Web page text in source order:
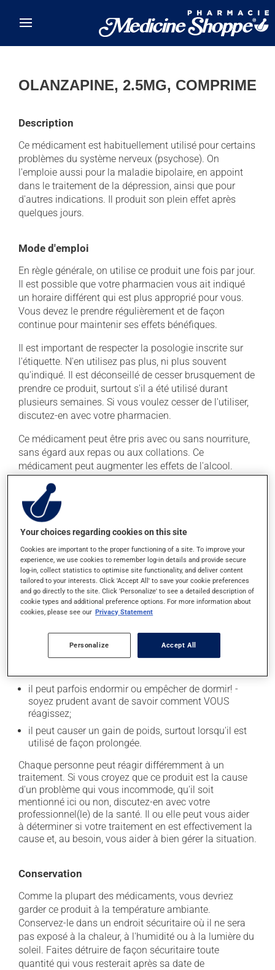
OLANZAPINE, 2.5MG, COMPRIME
Description
Ce médicament est habituellement utilisé pour certains
problèmes du système nerveux (psychose). On
l'emploie aussi pour la maladie bipolaire, en appoint
dans le traitement de la dépression, ainsi que pour
d'autres indications. Il produit son plein effet après
quelques jours.
Mode d'emploi
En règle générale, on utilise ce produit une fois par jour.
Il est possible que votre pharmacien vous ait indiqué
un horaire différent qui est plus approprié pour vous.
Vous devez le prendre régulièrement et de façon
continue pour maintenir ses effets bénéfiques.
Il est important de respecter la posologie inscrite sur
l'étiquette. N'en utilisez pas plus, ni plus souvent
qu'indiqué. Il est déconseillé de cesser brusquement de
prendre ce produit, surtout s'il a été utilisé durant
plusieurs semaines. Si vous voulez cesser de l'utiliser,
discutez-en avec votre pharmacien.
Ce médicament peut être pris avec ou sans nourriture,
sans égard aux repas ou aux collations. Ce
médicament peut augmenter les effets de l'alcool.
Limitez la consommation d'alcool à une prise
occasionnelle.
Effets indésirables
En plus de ses effets recherchés, ce produit peut à
l'occasion entraîner certains effets indésirables (effets
secondaires), notamment :
il peut causer des maux de tête;
il peut causer de la constipation - pour la prévenir,
buvez beaucoup, prenez plus de fibres alimentaires;
il peut causer des étourdissements - levez-vous
lentement et soyez prudent avant de prendre le
il peut parfois endormir ou empêcher de dormir! -
soyez prudent avant de savoir comment VOUS
réagissez;
il peut causer un gain de poids, surtout lorsqu'il est
utilisé de façon prolongée.
Chaque personne peut réagir différemment à un
traitement. Si vous croyez que ce produit est la cause
d'un problème qui vous incommode, qu'il soit
mentionné ici ou non, discutez-en avec votre
professionnel(le) de la santé. Il ou elle peut vous aider
à déterminer si votre traitement en est effectivement la
cause et, au besoin, vous aider à bien gérer la situation.
Conservation
Comme la plupart des médicaments, vous devriez
garder ce produit à la température ambiante.
Conservez-le dans un endroit sécuritaire où il ne sera
pas exposé à la chaleur, à l'humidité ou à la lumière du
soleil. Faites détruire de façon sécuritaire toute
quantité qui vous resterait après sa date de
Your choices regarding cookies on this site
Cookies are important to the proper functioning of a site. To improve your
experience, we use cookies to remember log-in details and provide secure
log-in, collect statistics to optimise site functionality, and deliver content
tailored to your interests. Click 'Accept All' to save your cookie preferences
and go directly to the site. Click 'Personalize' to see a detailed description of
cookie types and additional preference options. For more information about
cookies, please see our Privacy Statement
Personalize Accept All